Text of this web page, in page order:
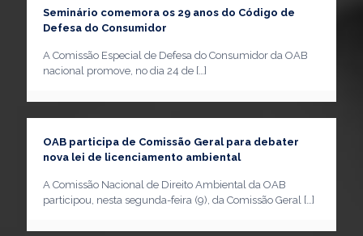
Seminário comemora os 29 anos do Código de
Defesa do Consumidor
A Comissão Especial de Defesa do Consumidor da OAB
nacional promove, no dia 24 de […]
OAB participa de Comissão Geral para debater
nova lei de licenciamento ambiental
A Comissão Nacional de Direito Ambiental da OAB
participou, nesta segunda-feira (9), da Comissão Geral […]